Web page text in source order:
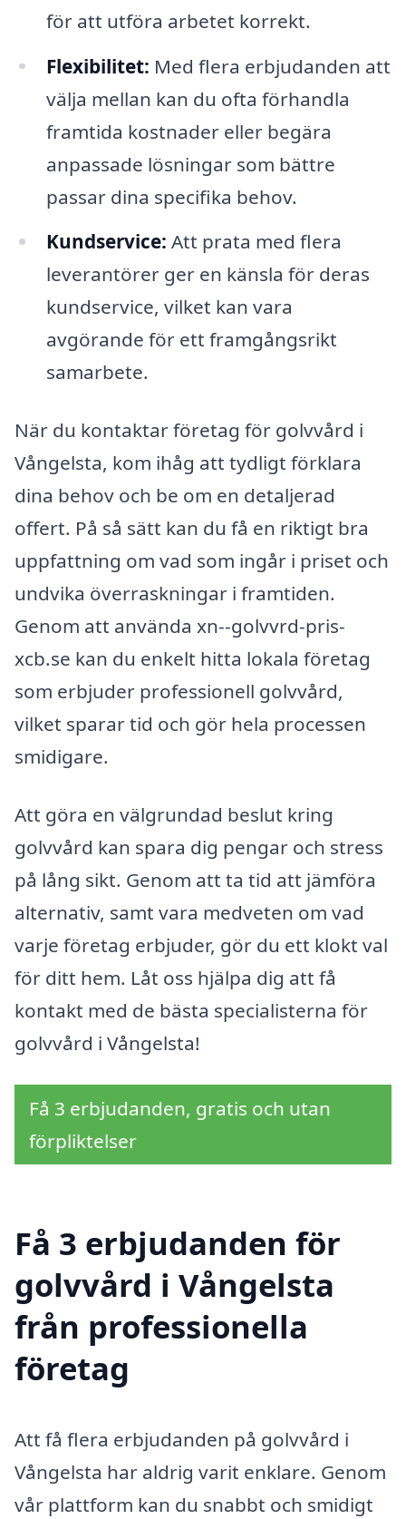
för att utföra arbetet korrekt.
Flexibilitet: Med flera erbjudanden att
välja mellan kan du ofta förhandla
framtida kostnader eller begära
anpassade lösningar som bättre
passar dina specifika behov.
Kundservice: Att prata med flera
leverantörer ger en känsla för deras
kundservice, vilket kan vara
avgörande för ett framgångsrikt
samarbete.
När du kontaktar företag för golvvård i
Vångelsta, kom ihåg att tydligt förklara
dina behov och be om en detaljerad
offert. På så sätt kan du få en riktigt bra
uppfattning om vad som ingår i priset och
undvika överraskningar i framtiden.
Genom att använda xn--golvvrd-pris-
xcb.se kan du enkelt hitta lokala företag
som erbjuder professionell golvvård,
vilket sparar tid och gör hela processen
smidigare.
Att göra en välgrundad beslut kring
golvvård kan spara dig pengar och stress
på lång sikt. Genom att ta tid att jämföra
alternativ, samt vara medveten om vad
varje företag erbjuder, gör du ett klokt val
för ditt hem. Låt oss hjälpa dig att få
kontakt med de bästa specialisterna för
golvvård i Vångelsta!
Få 3 erbjudanden, gratis och utan
förpliktelser
Få 3 erbjudanden för
golvvård i Vångelsta
från professionella
företag
Att få flera erbjudanden på golvvård i
Vångelsta har aldrig varit enklare. Genom
vår plattform kan du snabbt och smidigt